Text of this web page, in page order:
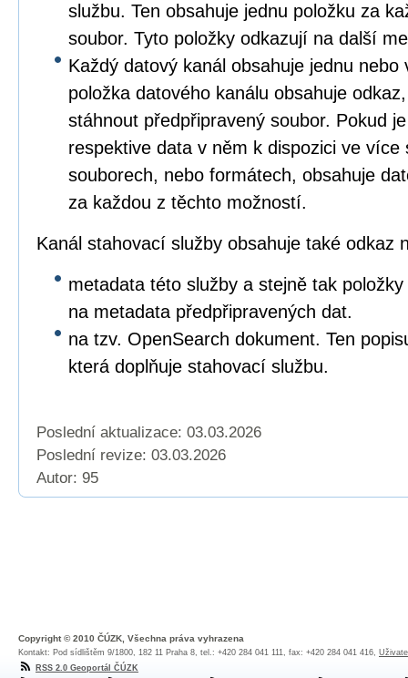
službu. Ten obsahuje jednu položku za
soubor. Tyto položky odkazují na další
Každý datový kanál obsahuje jednu nebo
položka datového kanálu obsahuje
stáhnout předpřipravený soubor. Pokud
respektive data v něm k dispozici ve více
souborech, nebo formátech, obsahuje
za každou z těchto možností.
Kanál stahovací služby obsahuje také odkaz
metadata této služby a stejně tak
na metadata předpřipravených dat.
na tzv. OpenSearch dokument. Ten
která doplňuje stahovací službu.
Poslední aktualizace: 03.03.2026
Poslední revize: 03.03.2026
Autor: 95
Copyright © 2010 ČÚZK, Všechna práva vyhrazena
Kontakt: Pod sídlištěm 9/1800, 182 11 Praha 8, tel.: +420 284 041 111, fax: +420 284 041 416,
RSS 2.0 Geoportál ČÚZK